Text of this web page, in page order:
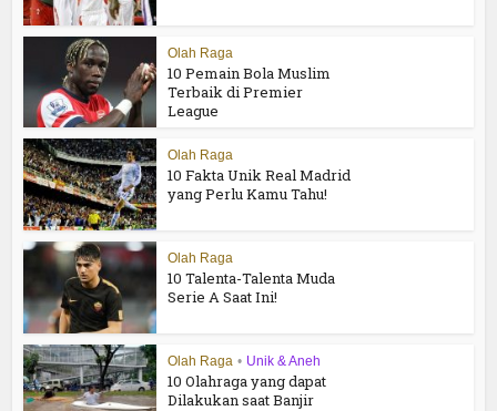
Olah Raga
10 Pemain Bola Muslim
Terbaik di Premier
League
Olah Raga
10 Fakta Unik Real Madrid
yang Perlu Kamu Tahu!
Olah Raga
10 Talenta-Talenta Muda
Serie A Saat Ini!
Olah Raga • Unik & Aneh
10 Olahraga yang dapat
Dilakukan saat Banjir